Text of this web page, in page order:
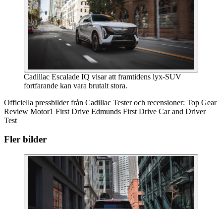
Cadillac Escalade IQ visar att framtidens lyx-SUV
fortfarande kan vara brutalt stora.
Officiella pressbilder från Cadillac Tester och recensioner: Top Gear
Review Motor1 First Drive Edmunds First Drive Car and Driver
Test
Fler bilder